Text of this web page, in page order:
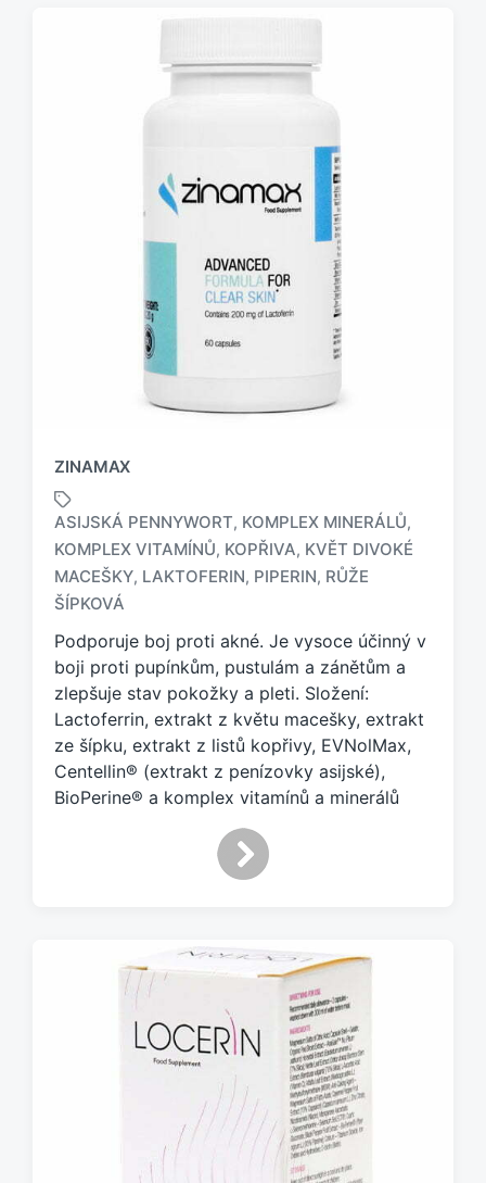
ZINAMAX
z
n
a
e
n
o
t
a
g
ASIJSKÁ PENNYWORT, KOMPLEX MINERÁLŮ,
KOMPLEX VITAMÍNŮ, KOPŘIVA, KVĚT DIVOKÉ
MACEŠKY, LAKTOFERIN, PIPERIN, RŮŽE
ŠÍPKOVÁ
Podporuje boj proti akné. Je vysoce účinný v
boji proti pupínkům, pustulám a zánětům a
zlepšuje stav pokožky a pleti. Složení:
Lactoferrin, extrakt z květu macešky, extrakt
ze šípku, extrakt z listů kopřivy, EVNolMax,
Centellin® (extrakt z penízovky asijské),
BioPerine® a komplex vitamínů a minerálů